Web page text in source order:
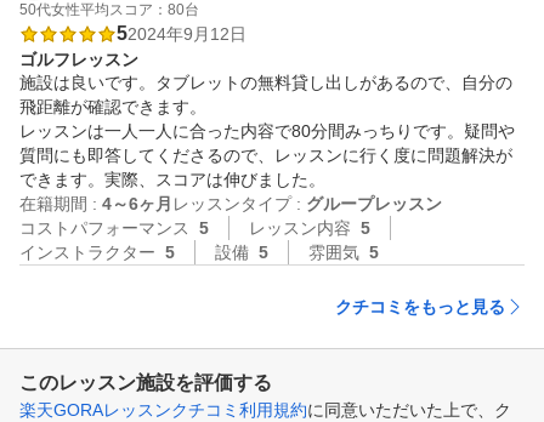
50代女性平均スコア：80台
52024年9月12日
ゴルフレッスン
施設は良いです。タブレットの無料貸し出しがあるので、自分の
飛距離が確認できます。
レッスンは一人一人に合った内容で80分間みっちりです。疑問や
質問にも即答してくださるので、レッスンに行く度に問題解決が
できます。実際、スコアは伸びました。
在籍期間 : 4～6ヶ月 レッスンタイプ : グループレッスン
コストパフォーマンス
5 レッスン内容 5
インストラクター 5 設備 5 雰囲気 5
クチコミをもっと見る
このレッスン施設を評価する
楽天GORAレッスンクチコミ利用規約に同意いただいた上で、ク